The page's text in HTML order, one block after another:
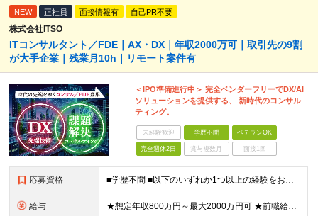
NEW 正社員 面接情報有 自己PR不要
株式会社ITSO
ITコンサルタント／FDE｜AX・DX｜年収2000万可｜取引先の9割
が大手企業｜残業月10h｜リモート案件有
＜IPO準備進行中＞ 完全ベンダーフリーでDX/AI
ソリューションを提供する、 新時代のコンサル
ティング。
未経験歓迎 学歴不問 ベテランOK
完全週休2日 賞与複数月 面接1回
応募資格 ■学歴不問 ■以下のいずれか1つ以上の経験をお持ちの方 ・ITプロジェクトで、PMやPLとして顧客折衝・上流工程・マネジメントなどの経験がある方 ・ITコンサルタントとしての実務経験がある方 ≪以下
給与 ★想定年収800万円～最大2000万円可 ★前職給与を考慮 ★ストックオプション付与あり（IPO間近） ★昇給制度あり ┗入社6カ月後に3％以上の昇給があります。その後、業績に合わせて適宜、昇給します